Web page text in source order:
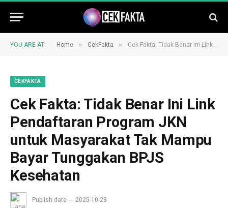
YOU ARE AT: Home » CekFakta » Cek Fakta: Tidak Benar Ini Link Pendaftaran Program JKN untuk Masyarakat Tak Mampu Bayar Tunggakan BPJS Kesehatan
CEKFAKTA
Cek Fakta: Tidak Benar Ini Link
Pendaftaran Program JKN
untuk Masyarakat Tak Mampu
Bayar Tunggakan BPJS
Kesehatan
Publish date 2025-10-28